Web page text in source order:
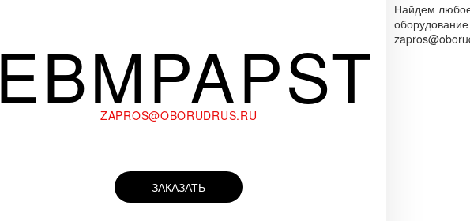
EBMPAPST
ZAPROS@OBORUDRUS.RU
ЗАКАЗАТЬ
Найдем
оборудование